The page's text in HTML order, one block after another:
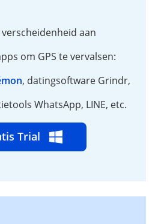
aan
om GPS te vervalsen:
, datingsoftware Grindr,
WhatsApp, LINE, etc.
Trial